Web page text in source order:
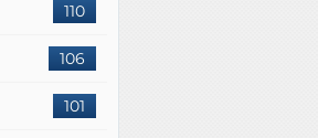
110
106
101